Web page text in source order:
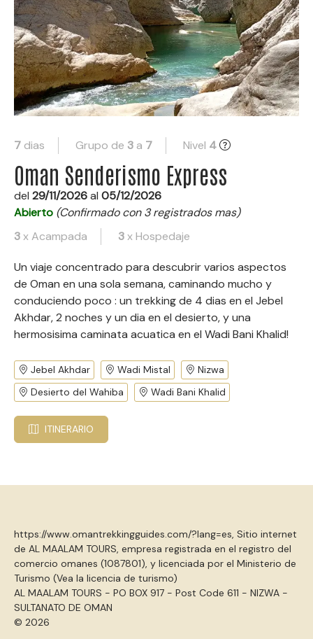
7 dias Grupo de 3 a 7 Nivel 4
Oman Senderismo Express
del 29/11/2026al 05/12/2026
Abierto (Confirmado con 3 registrados mas)
3x Acampada 3x Hospedaje
Un viaje concentrado para descubrir varios aspectos
de Oman en una sola semana, caminando mucho y
conduciendo poco : un trekking de 4 dias en el Jebel
Akhdar, 2 noches y un dia en el desierto, y una
hermosisima caminata acuatica en el Wadi Bani Khalid!
Jebel Akhdar Wadi Mistal
Nizwa
Desierto del Wahiba
Wadi Bani Khalid
ITINERARIO
https://www.omantrekkingguides.com/?lang=es, Sitio internet
de AL MAALAM TOURS, empresa registrada en el registro del
comercio omanes (1087801), y licenciada por el Ministerio de
Turismo (Vea la licencia de turismo)
AL MAALAM TOURS - PO BOX 917 - Post Code 611 - NIZWA -
SULTANATO DE OMAN
© 2026